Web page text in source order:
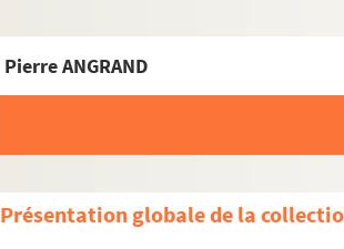
Pierre ANGRAND
Présentation globale de la
Dossiers par artiste, mouvement et
Colloques, conférences et expositions
Correspondance générale reçue et